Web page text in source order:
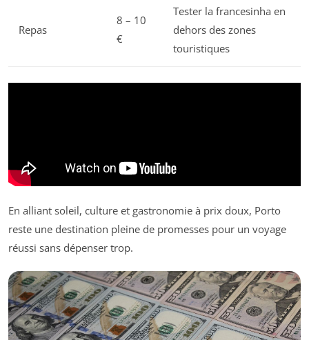
Repas
8 – 10
€
Tester la francesinha en
dehors des zones
touristiques
En alliant soleil, culture et gastronomie à prix doux, Porto
reste une destination pleine de promesses pour un voyage
réussi sans dépenser trop.